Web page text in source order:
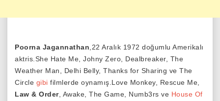
Poorna Jagannathan ,22 Aralık 1972 doğumlu Amerikalı
aktris.She Hate Me, Johny Zero, Dealbreaker, The
Weather Man, Delhi Belly, Thanks for Sharing ve The
Circle gibi filmlerde oynamış.Love Monkey, Rescue Me,
Law & Order, Awake, The Game, Numb3rs ve House Of